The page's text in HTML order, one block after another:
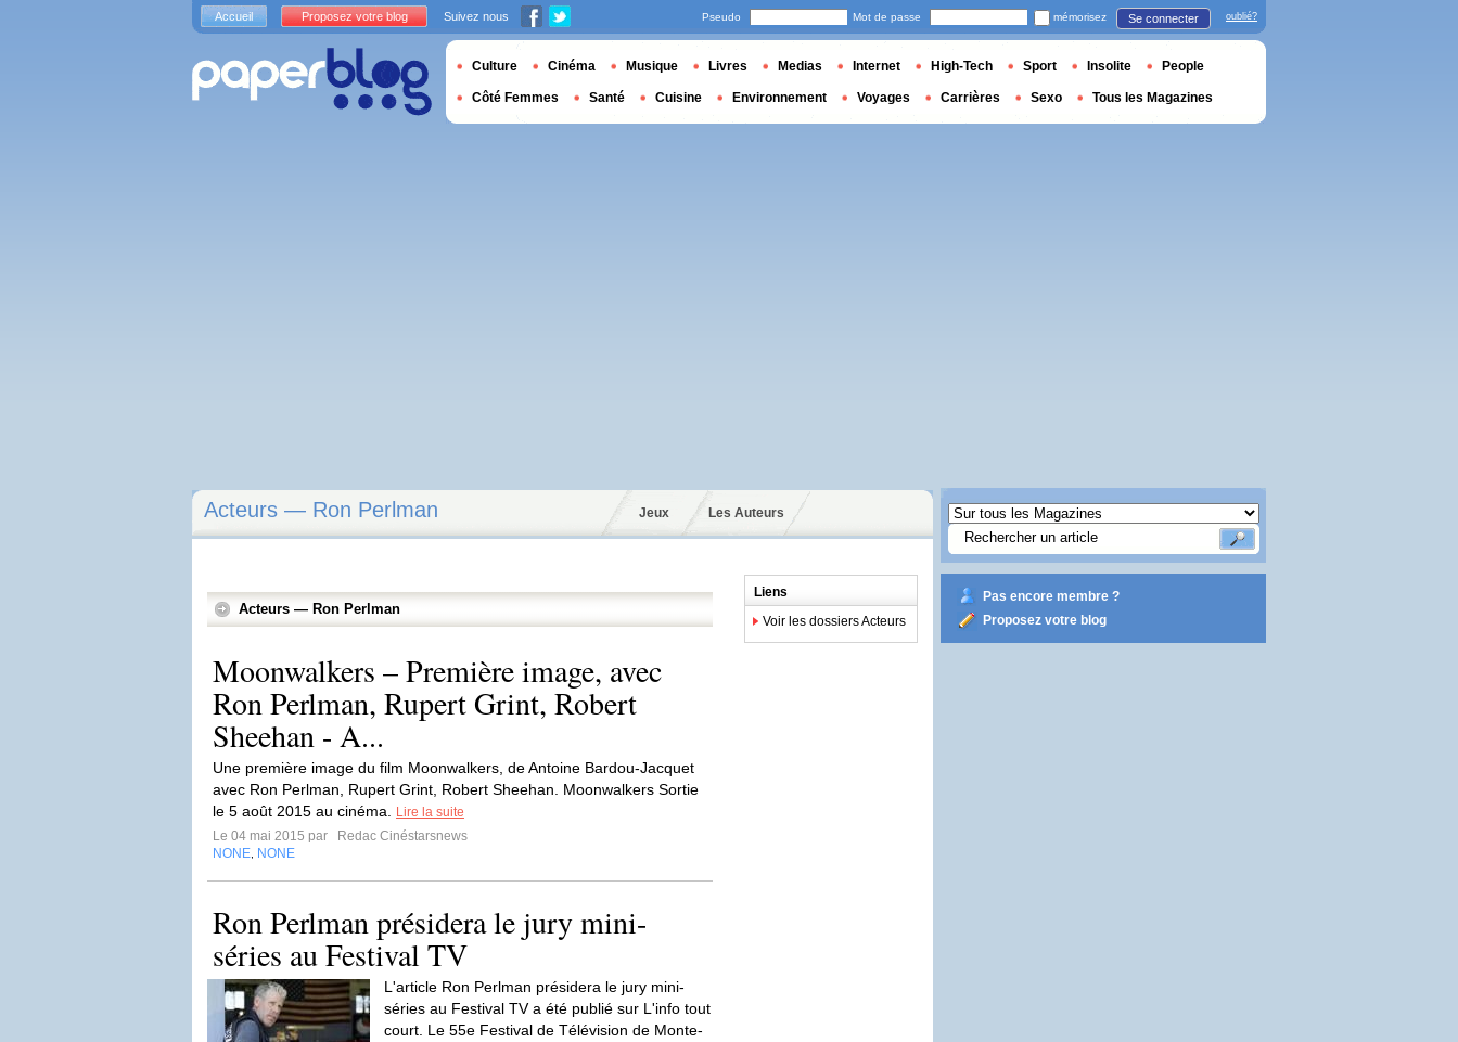
Acteurs — Ron Perlman Jeux Les Auteurs
Acteurs — Ron Perlman
Moonwalkers – Première image, avec
Ron Perlman, Rupert Grint, Robert
Sheehan - A...
Une première image du film Moonwalkers, de Antoine Bardou-Jacquet
avec Ron Perlman, Rupert Grint, Robert Sheehan. Moonwalkers Sortie
le 5 août 2015 au cinéma.
Lire la suite
Le 04 mai 2015 par
Redac Cinéstarsnews
NONE NONE
Ron Perlman présidera le jury mini-
séries au Festival TV
L'article Ron Perlman présidera le jury mini-
séries au Festival TV a été publié sur L'info tout
court. Le 55e Festival de Télévision de Monte-
Liens
Voir les dossiers Acteurs
Pas encore membre ?
Proposez votre blog
Accueil Proposez votre blog Suivez nous Pseudo Mot de passe mémorisez Se connecter oublié?
Culture Cinéma Musique Livres Medias Internet High-Tech Sport Insolite People
Côté Femmes Santé Cuisine Environnement Voyages Carrières Sexo Tous les Magazines